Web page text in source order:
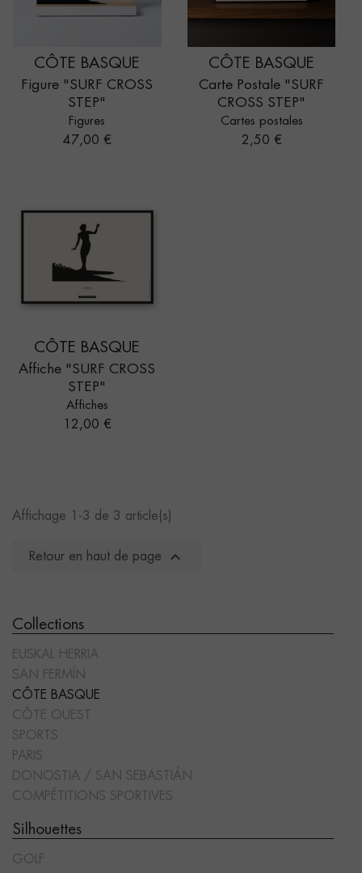
Collections
EUSKAL HERRIA
SAN FERMÍN
CÔTE BASQUE
CÔTE OUEST
SPORTS
PARIS
DONOSTIA / SAN SEBASTIÁN
COMPÉTITIONS SPORTIVES
Silhouettes
GOLF
CÔTE BASQUE
Figure "SURF CROSS
STEP"
Figures
Prix
47,00 €
CÔTE BASQUE
Carte Postale "SURF
CROSS STEP"
Cartes postales
Prix
2,50 €
CÔTE BASQUE
Affiche "SURF CROSS
STEP"
Affiches
Prix
12,00 €
Affichage 1-3 de 3 article(s)
Retour en haut de page 